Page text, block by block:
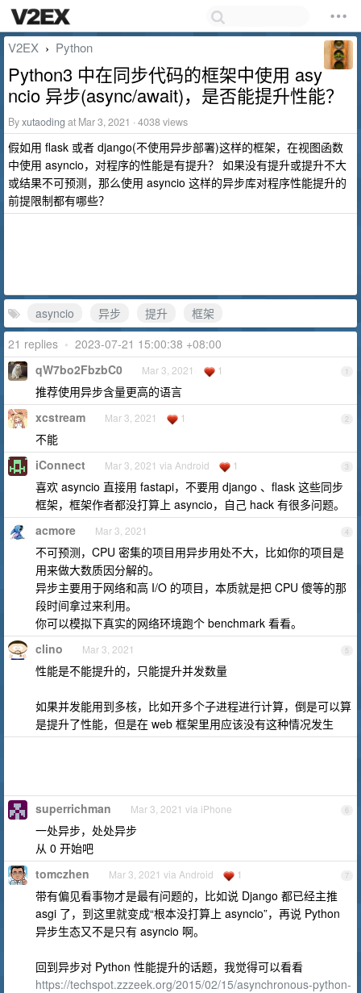
V2EX › Python
Python3 中在同步代码的框架中使用 asy
ncio 异步(async/await)，是否能提升性能？
Byxutaoding at Mar 3, 2021 · 4038 views
假如用 flask 或者 django(不使用异步部署)这样的框架，在视图函数
中使用 asyncio，对程序的性能是有提升？ 如果没有提升或提升不大
或结果不可预测，那么使用 asyncio 这样的异步库对程序性能提升的
前提限制都有哪些？
asyncio 异步 提升
框架
21 replies • 2023-07-21 15:00:38 +08:00
1
qW7bo2FbzbC0 Mar 3, 2021 1
推荐使用异步含量更高的语言
2
xcstream Mar 3, 2021 1
不能
3
iConnect Mar 3, 2021 via Android 1
喜欢 asyncio 直接用 fastapi，不要用 django 、flask 这些同步
框架，框架作者都没打算上 asyncio，自己 hack 有很多问题。
4
acmore Mar 3, 2021
不可预测，CPU 密集的项目用异步用处不大，比如你的项目是
用来做大数质因分解的。
异步主要用于网络和高 I/O 的项目，本质就是把 CPU 傻等的那
段时间拿过来利用。
你可以模拟下真实的网络环境跑个 benchmark 看看。
5
clino Mar 3, 2021
性能是不能提升的，只能提升并发数量
如果并发能用到多核，比如开多个子进程进行计算，倒是可以算
是提升了性能，但是在 web 框架里用应该没有这种情况发生
6
superrichman Mar 3, 2021 via iPhone
一处异步，处处异步
从 0 开始吧
7
tomczhen Mar 3, 2021 via Android 1
带有偏见看事物才是最有问题的，比如说 Django 都已经主推
asgi 了，到这里就变成“根本没打算上 asyncio”，再说 Python
异步生态又不是只有 asyncio 啊。
回到异步对 Python 性能提升的话题，我觉得可以看看
https://techspot.zzzeek.org/2015/02/15/asynchronous-python-